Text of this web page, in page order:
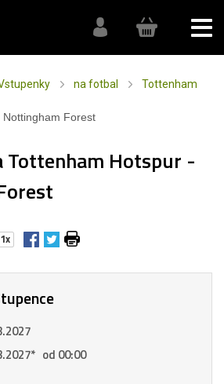
na fotbal Tottenham
Forest
Tottenham Hotspur -
1x
* od 00:00